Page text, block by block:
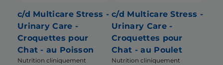
c/d Multicare Stress -
Urinary Care -
Croquettes pour
Chat - au Poisson
Nutrition cliniquement
c/d Multicare Stress -
Urinary Care -
Croquettes pour
Chat - au Poulet
Nutrition cliniquement